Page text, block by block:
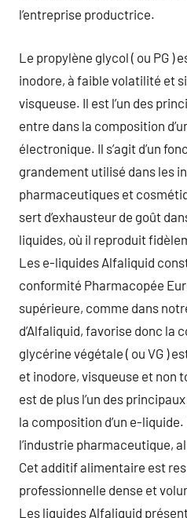
l’entreprise productrice.
Le propylène glycol ( ou PG )
inodore, à faible volatilité et
visqueuse. Il est l’un des
entre dans la composition
électronique. Il s’agit d’un
grandement utilisé dans les
pharmaceutiques et
sert d’exhausteur de goût
liquides, où il reproduit
Les e-liquides Alfaliquid
conformité Pharmacopée
supérieure, comme dans
d’Alfaliquid, favorise donc la
glycérine végétale ( ou VG )
et inodore, visqueuse et non
est de plus l’un des
la composition d’un e-
l’industrie pharmaceutique,
Cet additif alimentaire est
professionnelle dense et
Les liquides Alfaliquid